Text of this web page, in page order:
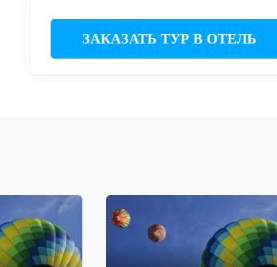
ЗАКАЗАТЬ ТУР В ОТЕЛЬ